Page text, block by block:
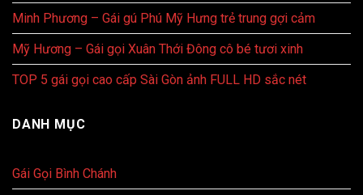
Minh Phương – Gái gú Phú Mỹ Hưng trẻ trung gợi cảm
Mỹ Hương – Gái gọi Xuân Thới Đông cô bé tươi xinh
TOP 5 gái gọi cao cấp Sài Gòn ảnh FULL HD sắc nét
DANH MỤC
Gái Gọi Bình Chánh